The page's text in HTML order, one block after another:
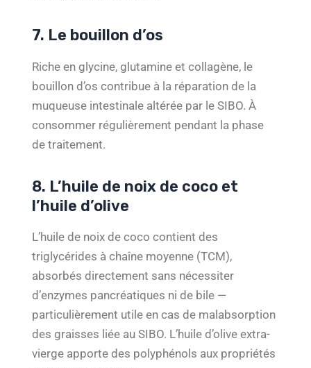
7. Le bouillon d’os
Riche en glycine, glutamine et collagène, le
bouillon d’os contribue à la réparation de la
muqueuse intestinale altérée par le SIBO. À
consommer régulièrement pendant la phase
de traitement.
8. L’huile de noix de coco et
l’huile d’olive
L’huile de noix de coco contient des
triglycérides à chaîne moyenne (TCM),
absorbés directement sans nécessiter
d’enzymes pancréatiques ni de bile —
particulièrement utile en cas de malabsorption
des graisses liée au SIBO. L’huile d’olive extra-
vierge apporte des polyphénols aux propriétés